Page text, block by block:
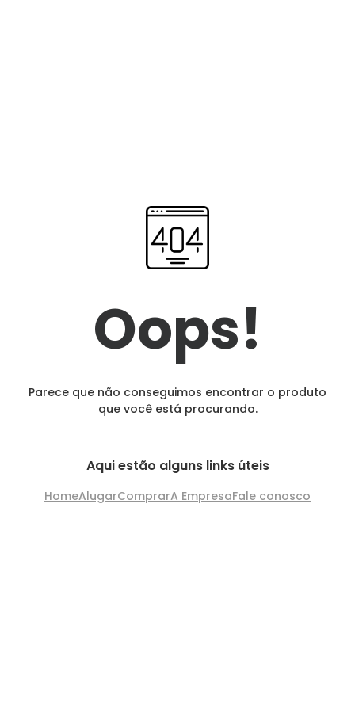
Oops!
Parece que não conseguimos encontrar o produto
que você está procurando.
Aqui estão alguns links úteis
HomeAlugarComprarA EmpresaFale conosco